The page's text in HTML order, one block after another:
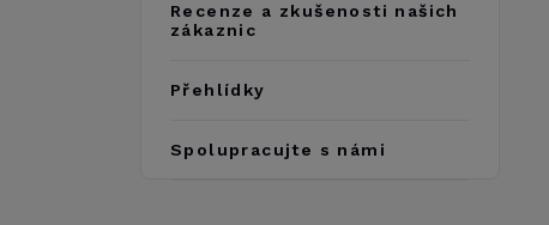
Recenze a zkušenosti našich
zákaznic
Přehlídky
Spolupracujte s námi